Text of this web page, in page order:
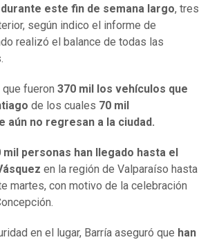
este fin de semana largo, tres
según indico el informe de
realizó el balance de todas las
fueron 370 mil los vehículos que
de los cuales 70 mil
aún no regresan a la ciudad.
mil personas han llegado hasta el
en la región de Valparaíso hasta
martes, con motivo de la celebración
en el lugar, Barría aseguró que han